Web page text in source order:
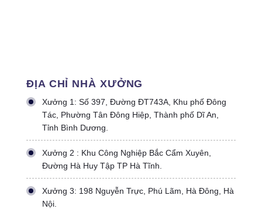
ĐỊA CHỈ NHÀ XƯỞNG
Xưởng 1: Số 397, Đường ĐT743A, Khu phố Đông
Tác, Phường Tân Đông Hiệp, Thành phố Dĩ An,
Tỉnh Bình Dương.
Xưởng 2 : Khu Công Nghiệp Bắc Cẩm Xuyên,
Đường Hà Huy Tập TP Hà Tĩnh.
Xưởng 3: 198 Nguyễn Trực, Phú Lãm, Hà Đông, Hà
Nội.